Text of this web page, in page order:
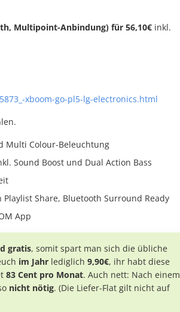
Multipoint-Anbindung) für 56,10€ inkl.
xboom-go-pl5-lg-electronics.html
Multi Colour-Beleuchtung
Sound Boost und Dual Action Bass
Share, Bluetooth Surround Ready
App
gratis, somit spart man sich die übliche
im Jahr lediglich 9,90€, ihr habt diese
83 Cent pro Monat. Auch nett: Nach einem
nicht nötig. (Die Liefer-Flat gilt nicht auf